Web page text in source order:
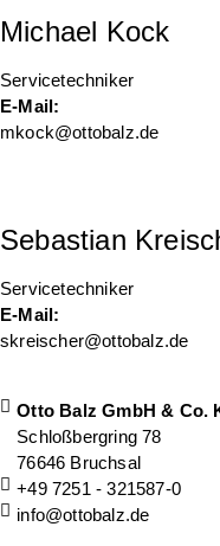
Michael Kock
Servicetechniker
E-Mail:
mkock@ottobalz.de
Sebastian
Servicetechniker
E-Mail:
skreischer@ottobalz.de
Otto Balz GmbH & Co.
Schloßbergring 78
76646 Bruchsal
+49 7251 - 321587-0
info@ottobalz.de